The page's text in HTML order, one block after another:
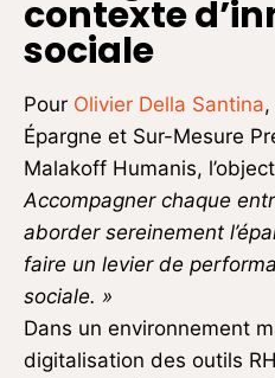
contexte
sociale
Pour Olivier Della Santina
Épargne et Sur-Mesure
Malakoff Humanis,
Accompagner chaque
aborder sereinement
faire un levier de
sociale. »
Dans un environnement
digitalisation des outils